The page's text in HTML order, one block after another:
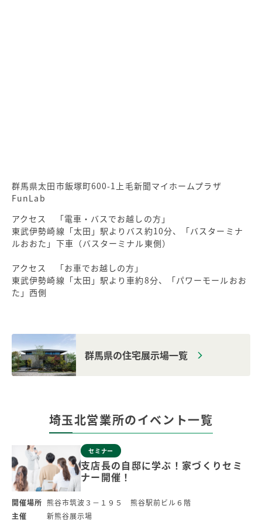
群馬県太田市飯塚町600-1上毛新聞マイホームプラザ
FunLab
アクセス 「電車・バスでお越しの方」
東武伊勢崎線「太田」駅よりバス約10分、「バスターミナ
ルおおた」下車（バスターミナル東側）
アクセス 「お車でお越しの方」
東武伊勢崎線「太田」駅より車約8分、「パワーモールおお
た」西側
群馬県の住宅展示場一覧
埼玉北営業所のイベント一覧
セミナー
支店長の自邸に学ぶ！家づくりセミ
ナー開催！
開催場所 熊谷市筑波３－１９５ 熊谷駅前ビル６階
主催
新熊谷展示場